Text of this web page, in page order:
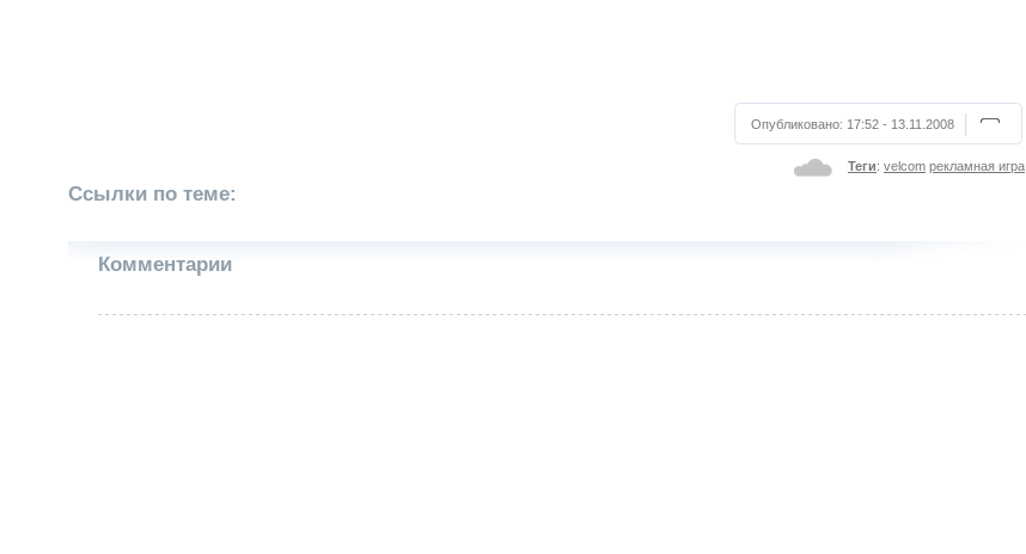
Опубликовано: 17:52 - 13.11.2008
Теги: velcom рекламная игра
Ссылки по теме:
Комментарии